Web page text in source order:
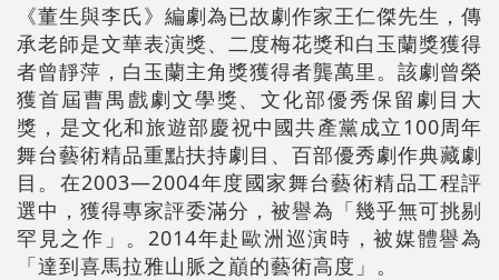
《董生與李氏》編劇為已故劇作家王仁傑先生，傳
承老師是文華表演獎、二度梅花獎和白玉蘭獎獲得
者曾靜萍，白玉蘭主角獎獲得者龔萬里。該劇曾榮
獲首屆曹禺戲劇文學獎、文化部優秀保留劇目大
獎，是文化和旅遊部慶祝中國共產黨成立100周年
舞台藝術精品重點扶持劇目、百部優秀劇作典藏劇
目。在2003—2004年度國家舞台藝術精品工程評
選中，獲得專家評委滿分，被譽為「幾乎無可挑剔
罕見之作」。2014年赴歐洲巡演時，被媒體譽為
「達到喜馬拉雅山脈之巔的藝術高度」。